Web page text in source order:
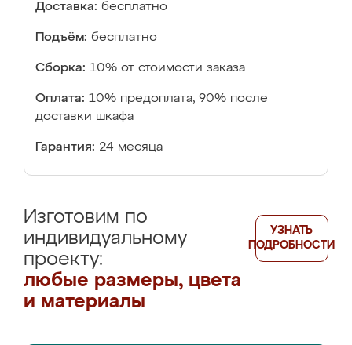
Доставка: бесплатно
Подъём: бесплатно
Сборка: 10% от стоимости заказа
Оплата: 10% предоплата, 90% после
доставки шкафа
Гарантия: 24 месяца
Изготовим по
индивидуальному
проекту:
любые размеры, цвета
и материалы
УЗНАТЬ
ПОДРОБНОСТИ